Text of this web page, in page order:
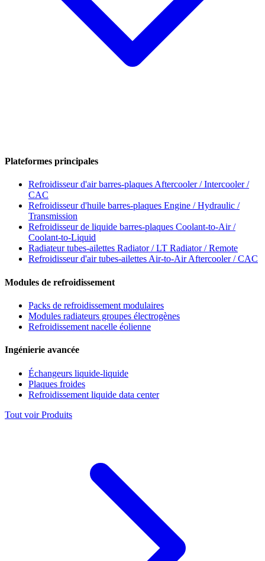
Plateformes principales
Refroidisseur d'air barres-plaquesAftercooler / Intercooler /
CAC
Refroidisseur d'huile barres-plaques Engine / Hydraulic /
Transmission
Refroidisseur de liquide barres-plaques Coolant-to-Air /
Coolant-to-Liquid
Radiateur tubes-ailettes Radiator / LT Radiator / Remote
Refroidisseur d'air tubes-ailettesAir-to-Air Aftercooler / CAC
Modules de refroidissement
Packs de refroidissement modulaires
Modules radiateurs groupes électrogènes
Refroidissement nacelle éolienne
Ingénierie avancée
Échangeurs liquide-liquide
Plaques froides
Refroidissement liquide data center
Tout voir Produits